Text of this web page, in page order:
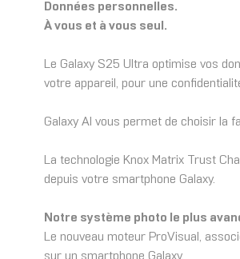
Données personnelles.
À vous et à vous seul.
Le Galaxy S25 Ultra optimise vos
votre appareil, pour une
Galaxy AI vous permet de choisir la
La technologie Knox Matrix Trust
depuis votre smartphone Galaxy.
Notre système photo le plus
Le nouveau moteur ProVisual,
sur un smartphone Galaxy.